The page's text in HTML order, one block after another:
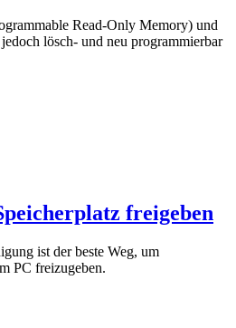
Read-Only Memory) und
lösch- und neu programmierbar
freigeben
ist der beste Weg, um
PC freizugeben.